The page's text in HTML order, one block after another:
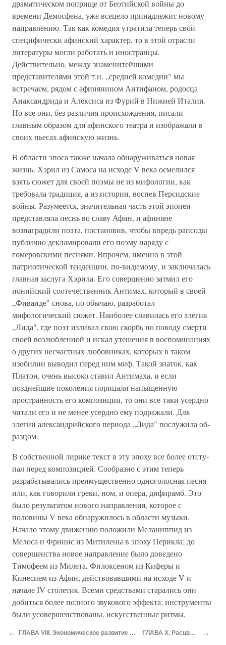
дра­матическом поприще от Беотийской войны до
времени Де­мосфена, уже всецело принадлежит новому
направлению. Так как комедия утратила теперь свой
специфически афин­ский характер, то в этой отрасли
литературы могли работать и иностранцы.
Действительно, между знаменитейшими
представителями этой т.н. „средней комедии" мы
встречаем, рядом с афинянином Антифаном, родосца
Анаксандрида и Алексиса из Фурий в Нижней Италии.
Но все они, без раз­личия происхождения, писали
главным образом для афин­ского театра и изображали в
своих пьесах афинскую жизнь.
В области эпоса также начала обнаруживаться новая
жизнь. Хэрил из Самоса на исходе V века осмелился
взять сюжет для своей поэмы не из мифологии, как
требовала тра­диция, а из истории, воспев Персидские
войны. Разумеется, значительная часть этой эпопеи
представляла песнь во славу Афин, и афиняне
вознаградили поэта, постановив, чтобы впредь рапсоды
публично декламировали его поэму наряду с
гомеровскими песнями. Впрочем, именно в этой
патриотиче­ской тенденции, по-видимому, и заключалась
главная заслуга Хэрила. Его совершенно затмил его
ионийский соотечествен­ник Антимах, который в своей
„Фиваиде" снова, по обычаю, разработал
мифологический сюжет. Наиболее славилась его элегия
„Лида", где поэт изливал свою скорбь по поводу смер­ти
своей возлюбленной и искал утешения в воспоминаниях
о других несчастных любовниках, которых в таком
изобилии выводил перед ним миф. Такой знаток, как
Платон, очень вы­соко ставил Антимаха, и если
позднейшие поколения порица­ли напыщенную
пространность его композиции, то они все-таки усердно
читали его и не менее усердно ему подражали. Для
элегии александрийского периода „Лида" послужила об­
разцом.
В собственной лирике текст в эту эпоху все более отсту­
пал перед композицией. Сообразно с этим теперь
разрабаты­вались преимущественно одноголосная песня
или, как гово­рили греки, ном, и опера, дифирамб. Это
было результатом нового направления, которое с
половины V века обнаружи­лось в области музыки.
Начало этому движению положили Меланиппид из
Мелоса и Фринис из Митилены в эпоху Перикла; до
совершенства новое направление было доведено
Тимофеем из Милета, Филоксеном из Киферы и
Кинесием из Афин, действовавшими на исходе V и
начале IV столетия. Всеми средствами старались они
добиться более полного зву­кового эффекта; инструменты
были усовершенствованы, ис­кусственные ритмы,
отброшены, как стеснительные узы, и заменены более
← ГЛАВА VIII. Экономическое развитие со времени Пелопоннесской войны ГЛАВА Χ. Расцвет греческой науки →